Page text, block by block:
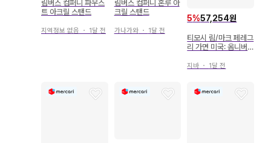
림버스 컴퍼니 파우스
트 아크릴 스탠드
지역정보 없음 ・ 1달 전
림버스 컴퍼니 혼루 아
크릴 스탠드
가나가와・ 1달 전
5%57,254원
티모시 림/마크 페레그
리 가면 미국: 옴니버
지바 ・ 1달 전